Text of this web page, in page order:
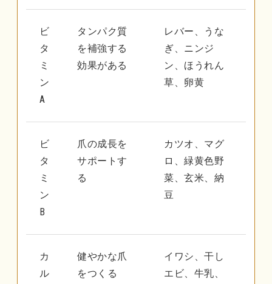
ビ
タ
ミ
ン
A
タンパク質
を補強する
効果がある
レバー、うな
ぎ、ニンジ
ン、ほうれん
草、卵黄
ビ
タ
ミ
ン
B
爪の成長を
サポートす
る
カツオ、マグ
ロ、緑黄色野
菜、玄米、納
豆
カ
ル
健やかな爪
をつくる
イワシ、干し
エビ、牛乳、